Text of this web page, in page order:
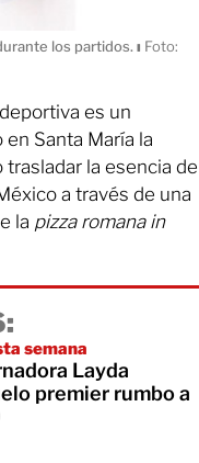
los partidos. ı Foto:
es un
Santa María la
trasladar la esencia de
a través de una
la pizza romana in
semana
Layda
premier rumbo a